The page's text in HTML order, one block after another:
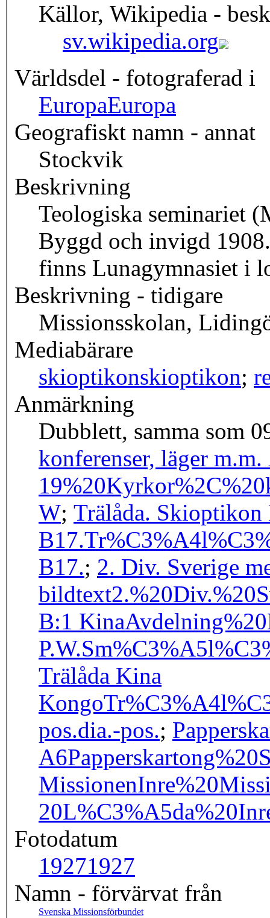
Källor, Wikipedia -
sv.wikipedia.org
Världsdel - fotograferad i
EuropaEuropa
Geografiskt namn - annat
Stockvik
Beskrivning
Teologiska seminariet
Byggd och invigd
finns Lunagymnasiet i
Beskrivning - tidigare
Missionsskolan,
Mediabärare
skioptikonskioptikon;
Anmärkning
Dubblett, samma som
konferenser, läger
W; Trälåda.
B17.
B17.; 2. Div. Sverige
bildtext
B:1 Kina
P.W.
Trälåda Kina
Kongo
pos.dia.-pos.;
A6
Missionen
20
Fotodatum
19271927
Namn - förvärvat från
Svenska Missionsförbundet